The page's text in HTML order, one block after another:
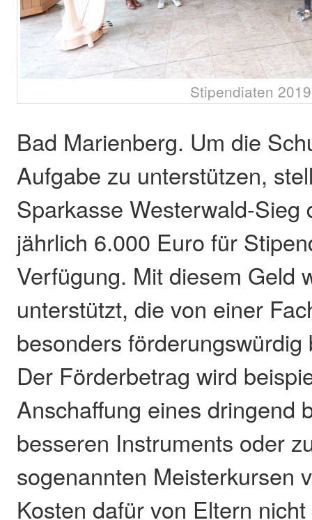
Stipendiaten 2019
Bad Marienberg. Um die
Aufgabe zu unterstützen,
Sparkasse Westerwald-Sieg
jährlich 6.000 Euro für
Verfügung. Mit diesem Geld
unterstützt, die von einer
besonders
Der Förderbetrag wird
Anschaffung eines dringend
besseren Instruments oder
sogenannten Meisterkursen
Kosten dafür von Eltern